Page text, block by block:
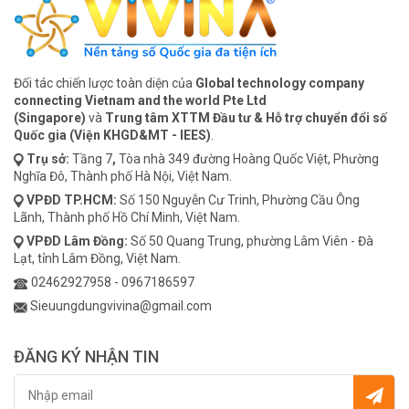
Đối tác chiến lược toàn diện của Global technology company
connecting Vietnam and the world Pte Ltd
(Singapore) và Trung tâm XTTM Đầu tư & Hỗ trợ chuyển đổi số
Quốc gia (Viện KHGD&MT - IEES).
Trụ sở: Tầng 7, Tòa nhà 349 đường Hoàng Quốc Việt, Phường
Nghĩa Đô, Thành phố Hà Nội, Việt Nam.
VPĐD TP.HCM: Số 150 Nguyễn Cư Trinh, Phường Cầu Ông
Lãnh, Thành phố Hồ Chí Minh, Việt Nam.
VPĐD Lâm Đồng: Số 50 Quang Trung, phường Lâm Viên - Đà
Lạt, tỉnh Lâm Đồng, Việt Nam.
02462927958 - 0967186597
Sieuungdungvivina@gmail.com
ĐĂNG KÝ NHẬN TIN